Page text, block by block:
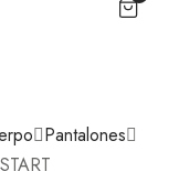
Pantalones